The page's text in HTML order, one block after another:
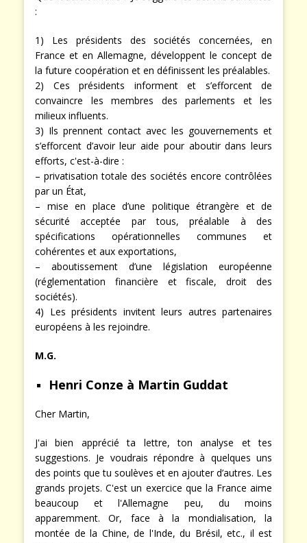
Que faudrait-il faire ? Je suggère les actions suivantes
1) Les présidents des sociétés concernées, en
France et en Allemagne, développent le concept de
la future coopération et en définissent les préalables.
2) Ces présidents informent et s’efforcent de
convaincre les membres des parlements et les
milieux influents.
3) Ils prennent contact avec les gouvernements et
s’efforcent d’avoir leur aide pour aboutir dans leurs
efforts, c'est-à-dire :
– privatisation totale des sociétés encore contrôlées
par un État,
– mise en place d’une politique étrangère et de
sécurité acceptée par tous, préalable à des
spécifications opérationnelles communes et
cohérentes et aux exportations,
– aboutissement d’une législation européenne
(réglementation financière et fiscale, droit des
sociétés).
4) Les présidents invitent leurs autres partenaires
J'ai bien apprécié ta lettre, ton analyse et tes
suggestions. Je voudrais répondre à quelques uns
des points que tu soulèves et en ajouter d’autres. Les
grands projets. C'est un exercice que la France aime
beaucoup et l'Allemagne peu, du moins
apparemment. Or, face à la mondialisation, la